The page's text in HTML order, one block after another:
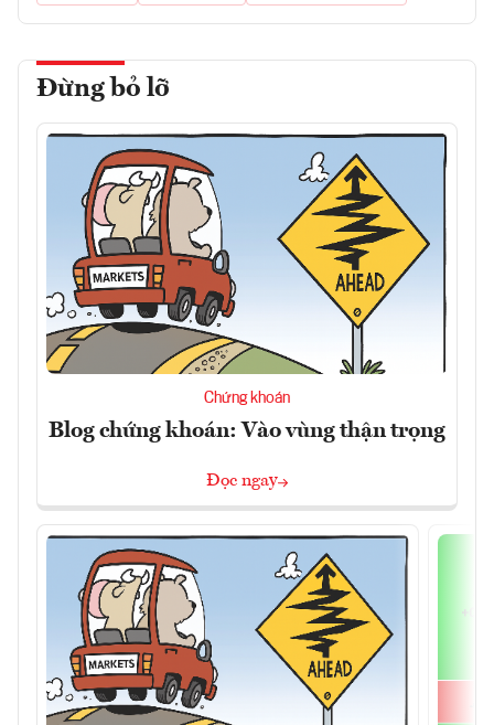
Đừng bỏ lỡ
Chứng khoán
Blog chứng khoán: Vào vùng thận trọng
Đọc ngay